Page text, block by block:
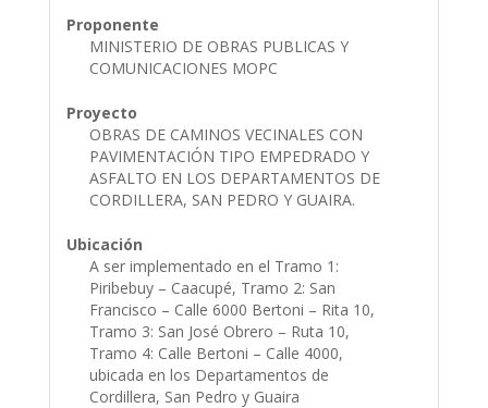
Proponente
MINISTERIO DE OBRAS PUBLICAS Y
COMUNICACIONES MOPC
Proyecto
OBRAS DE CAMINOS VECINALES CON
PAVIMENTACIÓN TIPO EMPEDRADO Y
ASFALTO EN LOS DEPARTAMENTOS DE
CORDILLERA, SAN PEDRO Y GUAIRA.
Ubicación
A ser implementado en el Tramo 1:
Piribebuy – Caacupé, Tramo 2: San
Francisco – Calle 6000 Bertoni – Rita 10,
Tramo 3: San José Obrero – Ruta 10,
Tramo 4: Calle Bertoni – Calle 4000,
ubicada en los Departamentos de
Cordillera, San Pedro y Guaira